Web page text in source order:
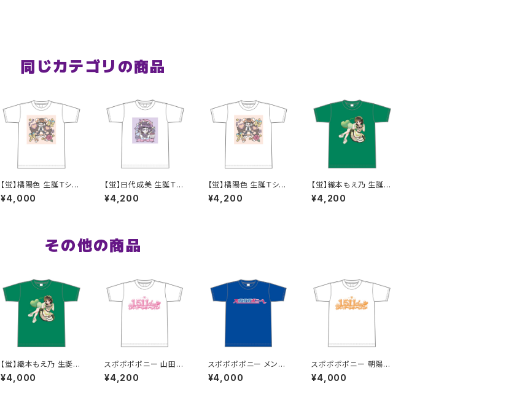
同じカテゴリの商品
【蛍】橘陽色 生誕Ｔシャ
ツ M〜XLサイズ
¥4,000
【蛍】日代成美 生誕Ｔシ
ャツ2025 XXL〜XXXL
サイズ
¥4,200
【蛍】橘陽色 生誕Ｔシャ
ツ XXL〜XXXLサイズ
¥4,200
【蛍】織本もえ乃 生誕Ｔ
シャツ2025 XXL〜XX
XLサイズ
¥4,200
その他の商品
【蛍】織本もえ乃 生誕Ｔ
シャツ2025 M〜XLサ
イズ
¥4,000
スポポポポニー 山田梓
帆 卒業記念Tシャツ X
XL〜XXXLサイズ
¥4,200
スポポポポニー メンバ
ーカラー シンプルデザ
イン ロゴTシャツ ブル
¥4,000
スポポポポニー 朝陽あ
いか 卒業記念Tシャツ
S〜XLサイズ
¥4,000